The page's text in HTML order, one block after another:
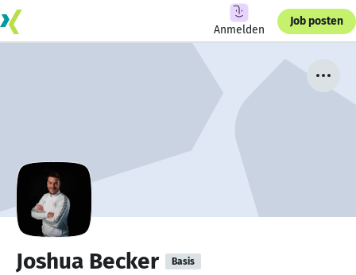
Anmelden
Job posten
Joshua Becker Basis